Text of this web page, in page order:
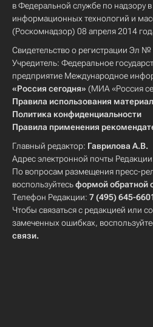
в Федеральной службе по надзору
информационных технологий и
(Роскомнадзор) 08 апреля 2014
Свидетельство о регистрации Эл
Учредитель: Федеральное
предприятие Международное
«Россия сегодня» (МИА «Россия
Правила использования
Политика конфиденциальности
Правила применения
Главный редактор: Гаврилова А.В.
Адрес электронной почты
По вопросам размещения пресс-
воспользуйтесьформой обратной
Телефон Редакции: 7 (495) 645-
Чтобы связаться с редакцией или
замеченных ошибках,
связи.